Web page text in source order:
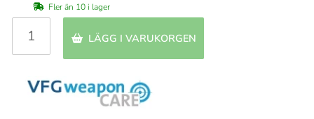
Fler än 10 i lager
LÄGG I VARUKORGEN